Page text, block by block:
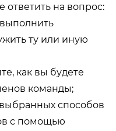
ответить на вопрос:
ту или иную
как вы будете
команды;
способов
с помощью